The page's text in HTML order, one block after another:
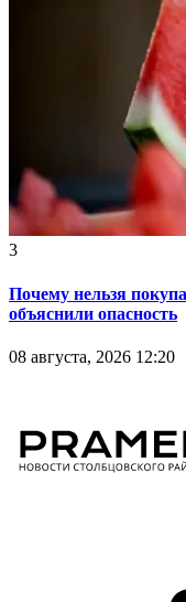
3
Почему нельзя
объяснили опасность
08 августа, 2026 12:20